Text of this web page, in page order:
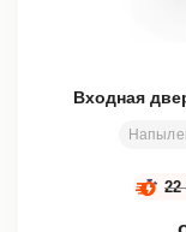
Входная
22